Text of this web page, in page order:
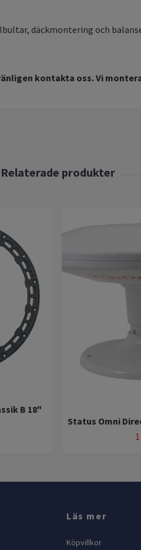
däckmontering och
kontakta oss. Vi
B 18"
Status Omni
Läs mer
Köpvillkor